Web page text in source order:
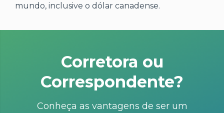
mundo, inclusive o dólar canadense.
Corretora ou
Correspondente?
Conheça as vantagens de ser um